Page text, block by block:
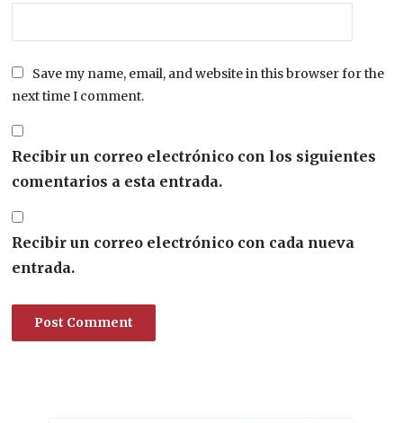
Save my name, email, and website in this browser for the
next time I comment.
Recibir un correo electrónico con los siguientes
comentarios a esta entrada.
Recibir un correo electrónico con cada nueva
entrada.